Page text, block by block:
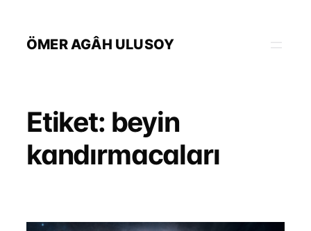
ÖMER AGÂH ULUSOY
Etiket: beyin
kandırmacaları